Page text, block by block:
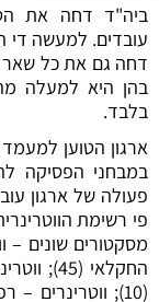
ביה"ד דחה את
עובדים. למעשה די
דחה גם את כל שאר
בהן היא למעלה
בלבד.
ארגון הטוען
במבחני הפסיקה
פעולה של ארגון